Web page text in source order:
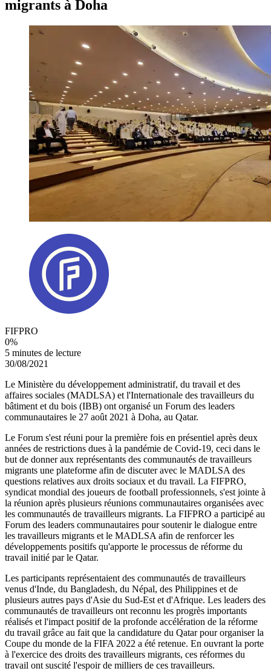
migrants à Doha
FIFPRO
0%
5 minutes de lecture
30/08/2021
Le Ministère du développement administratif, du travail et des
affaires sociales (MADLSA) et l'Internationale des travailleurs du
bâtiment et du bois (IBB) ont organisé un Forum des leaders
communautaires le 27 août 2021 à Doha, au Qatar.
Le Forum s'est réuni pour la première fois en présentiel après deux
années de restrictions dues à la pandémie de Covid-19, ceci dans le
but de donner aux représentants des communautés de travailleurs
migrants une plateforme afin de discuter avec le MADLSA des
questions relatives aux droits sociaux et du travail. La FIFPRO,
syndicat mondial des joueurs de football professionnels, s'est jointe à
la réunion après plusieurs réunions communautaires organisées avec
les communautés de travailleurs migrants. La FIFPRO a participé au
Forum des leaders communautaires pour soutenir le dialogue entre
les travailleurs migrants et le MADLSA afin de renforcer les
développements positifs qu'apporte le processus de réforme du
travail initié par le Qatar.
Les participants représentaient des communautés de travailleurs
venus d'Inde, du Bangladesh, du Népal, des Philippines et de
plusieurs autres pays d'Asie du Sud-Est et d'Afrique. Les leaders des
communautés de travailleurs ont reconnu les progrès importants
réalisés et l'impact positif de la profonde accélération de la réforme
du travail grâce au fait que la candidature du Qatar pour organiser la
Coupe du monde de la FIFA 2022 a été retenue. En ouvrant la porte
à l'exercice des droits des travailleurs migrants, ces réformes du
travail ont suscité l'espoir de milliers de ces travailleurs.